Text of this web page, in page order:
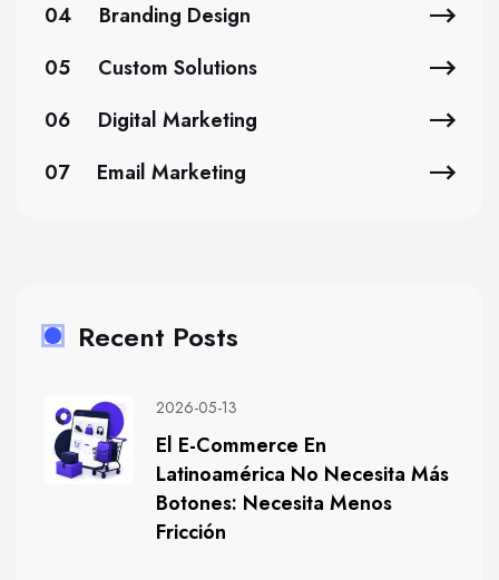
04
Branding Design
05
Custom Solutions
06
Digital Marketing
07
Email Marketing
Recent Posts
2026-05-13
El E-Commerce En
Latinoamérica No Necesita Más
Botones: Necesita Menos
Fricción